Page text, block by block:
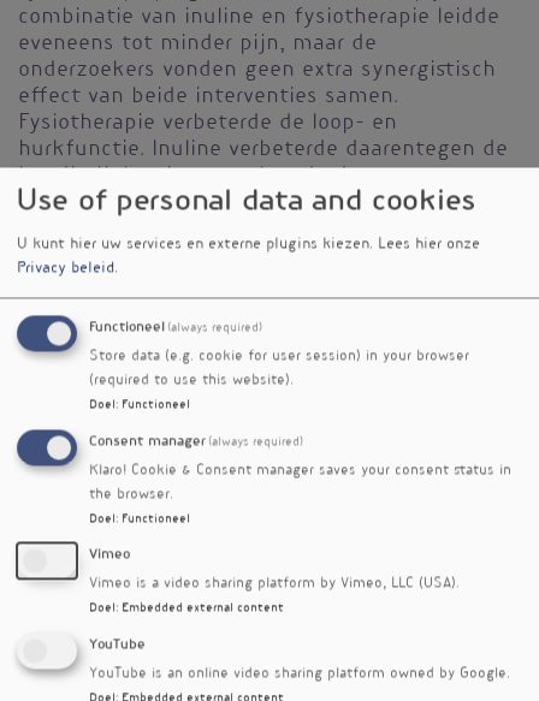
combinatie van inuline en fysiotherapie leidde
eveneens tot minder pijn, maar de
onderzoekers vonden geen extra synergistisch
effect van beide interventies samen.
Fysiotherapie verbeterde de loop- en
hurkfunctie. Inuline verbeterde daarentegen de
pijngevoeligheid. Daarnaast verhoogde inuline
GLP-1-spiegels hingen samen met een betere
handknijpkracht. De uitval lag bovendien
fysiotherapiegroepen.
De onderzoekers concluderen dat zowel inuline
als fysiotherapie klinisch relevante
pijnvermindering bieden bij knieartrose. Inuline
lijkt daarnaast gunstige effecten te hebben op
pijngevoeligheid en spierfunctie. Hier ligt
mogelijk een rol voor voedingsinterventies als
aanvulling op de gebruikelijke behandeling van
knieartrose.
Helaas konden de deelnemers niet geblindeerd
blijven voor de oefentherapie. Bovendien
maakten de analyses van GLP-1 geen deel uit
van het oorspronkelijke studieprotocol en
Use of personal data and cookies
U kunt hier uw services en externe plugins kiezen. Lees hier onze
Privacy beleid.
Functioneel (always required)
Store data (e.g. cookie for user session) in your browser
(required to use this website).
Doel : Functioneel
Consent manager (always required)
Klaro! Cookie & Consent manager saves your consent status in
the browser.
Doel : Functioneel
Vimeo
Vimeo is a video sharing platform by Vimeo, LLC (USA).
Doel : Embedded external content
YouTube
YouTube is an online video sharing platform owned by Google.
Doel : Embedded external content